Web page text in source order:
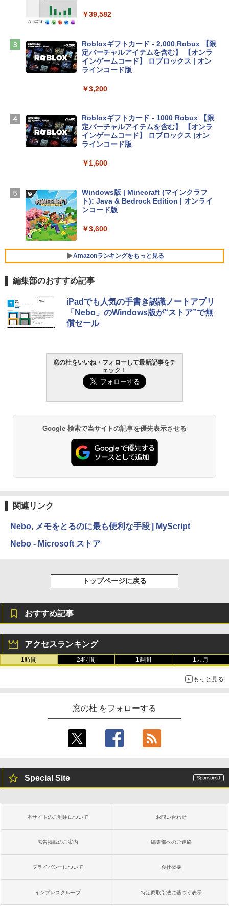
ンケース Dell NEC Lavie ASUS HP dyna
￥2,952
Apple 2026 MacBook Air M5チップ搭載
igence、13.6インチLiquid Retinaディ
ラ、Touch ID - ミッドナイト + 3年延長
AppleCare+ for 13インチMacBook Air
(M5)|ダウンロード版
￥347,600
ン 15-fd 15.6インチ 16GBメモリ 512GB
SSD インテル Core 5
￥129,800
ersonal/Copilotキー搭載/Win 11/15.6型/
Core i5/16GB/SSD 512GB/ホワイト) FM
￥39,582
Robloxギフトカード - 2,000 Robux 【限
定バーチャルアイテムを含む】 【オンラ
インゲームコード】 ロブロックス | オン
ラインコード版
￥3,200
Robloxギフトカード - 1000 Robux 【限
定バーチャルアイテムを含む】 【オンラ
インゲームコード】 ロブロックス |オン
ラインコード版
￥1,600
Windows版 | Minecraft (マインクラフ
ト): Java & Bedrock Edition | オンライ
ンコード版
￥3,600
Amazonランキングをもっと見る
生成AIパスポート公式テキスト 第４版
￥1,766
AIイラスト表現辞典: 思い通りの絵を引き
出す プロンプトの言葉 AI画像生成シリー
ズ (はぴーイラストLabo)
ClaudeCode いちばんやさしい 教科書:
方 マニュアル AI副業にもコンテンツ作成
にもKindle出版にも！ 非エンジニアのた
めのAIコーディング入門シリーズ
￥2,326
FM TOWNS ハイパー・カタログ: 本体ハ
ードウェア・市販ソフトウェアのパーフ
Amazon Kindle Paperwhite (16GB) 7イ
ンチディスプレイ、色調調節ライト、12
週間持続バッテリー、広告なし、ブラッ
ク
Amazon Kindle - 目に優しい、かさばら
ない、大きな画面で読みやすい、6週間持
続バッテリー、6インチディスプレイ電子
￥19,980
Kindle Paperwhite シグニチャーエディ
ション (32GB) 7インチディスプレイ、明
Amazon Kindle Colorsoft | 16GBストレ
ージ、防水、7インチカラーディスプレ
売)
New Amazon Kindle Scribe Colorsoft |
レージ、ノート機能搭載、明るさ自動調
整、色調調節ライト、プレミアムペン付
き、グラファイト
編集部のおすすめ記事
iPadでも人気の手書き認識ノートアプリ
「Nebo」のWindows版が“ストア”で無
償セール
窓の杜をいいね・フォローして最新記事をチ
ェック！
Google 検索で当サイトの記事を優先表示させる
関連リンク
Nebo, メモをとるのに最も便利な手段 | MyScript
Nebo - Microsoft ストア
トップページに戻る
おすすめ記事
アクセスランキング
1時間 24時間 1週間 1カ月
もっと見る
窓の杜 をフォローする
Special Site
本サイトのご利用について お問い合わせ
広告掲載のご案内 編集部へのご連絡
プライバシーについて 会社概要
インプレスグループ 特定商取引法に基づく表示